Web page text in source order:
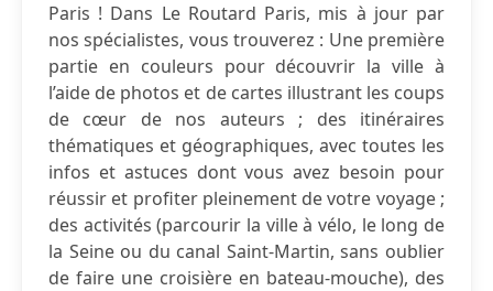
Paris ! Dans Le Routard Paris, mis à jour par
nos spécialistes, vous trouverez : Une première
partie en couleurs pour découvrir la ville à
l’aide de photos et de cartes illustrant les coups
de cœur de nos auteurs ; des itinéraires
thématiques et géographiques, avec toutes les
infos et astuces dont vous avez besoin pour
réussir et profiter pleinement de votre voyage ;
des activités (parcourir la ville à vélo, le long de
la Seine ou du canal Saint-Martin, sans oublier
de faire une croisière en bateau-mouche), des